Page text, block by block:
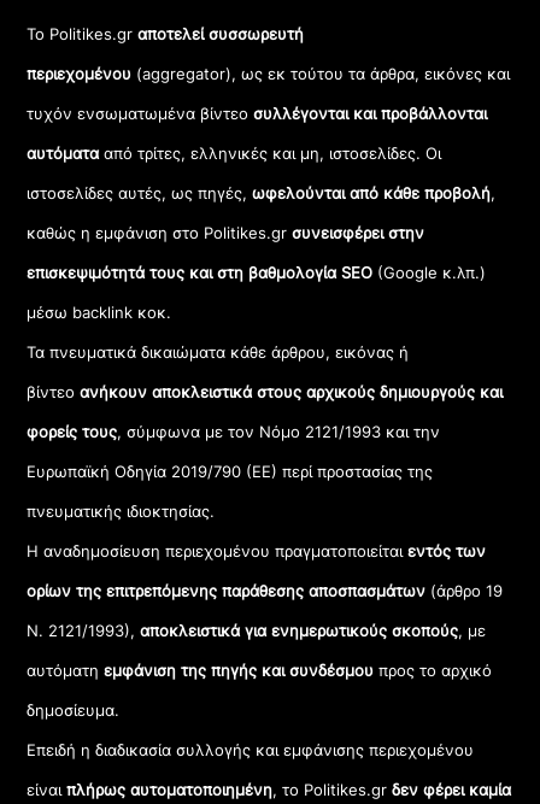
Το Politikes.grαποτελεί συσσωρευτή
περιεχομένου (aggregator), ως εκ τούτου τα άρθρα, εικόνες και
τυχόν ενσωματωμένα βίντεοσυλλέγονται και προβάλλονται
αυτόματααπό τρίτες, ελληνικές και μη, ιστοσελίδες. Οι
ιστοσελίδες αυτές, ως πηγές,ωφελούνται από κάθε προβολή,
καθώς η εμφάνιση στο Politikes.gr συνεισφέρει στην
επισκεψιμότητά τους και στη βαθμολογία SEO (Google κ.λπ.)
μέσω backlink κοκ.
Τα πνευματικά δικαιώματα κάθε άρθρου, εικόνας ή
βίντεοανήκουν αποκλειστικά στους αρχικούς δημιουργούς και
φορείς τους, σύμφωνα με τον Νόμο 2121/1993 και την
Ευρωπαϊκή Οδηγία 2019/790 (ΕΕ) περί προστασίας της
πνευματικής ιδιοκτησίας.
Η αναδημοσίευση περιεχομένου πραγματοποιείταιεντός των
ορίων της επιτρεπόμενης παράθεσης αποσπασμάτων (άρθρο 19
Ν. 2121/1993), αποκλειστικά για ενημερωτικούς σκοπούς, με
αυτόματηεμφάνιση της πηγής και συνδέσμου προς το αρχικό
δημοσίευμα.
Επειδή η διαδικασία συλλογής και εμφάνισης περιεχομένου
είναιπλήρως αυτοματοποιημένη, το Politikes.grδεν φέρει καμία